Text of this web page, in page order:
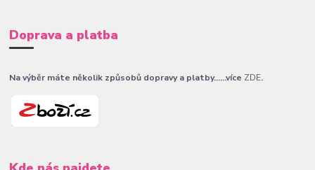
Doprava a platba
Na výběr máte několik způsobů dopravy a platby......více ZDE.